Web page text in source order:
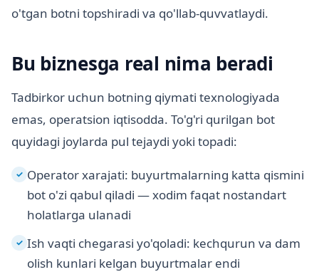
o'tgan botni topshiradi va qo'llab-quvvatlaydi.
Bu biznesga real nima beradi
Tadbirkor uchun botning qiymati texnologiyada
emas, operatsion iqtisodda. To'g'ri qurilgan bot
quyidagi joylarda pul tejaydi yoki topadi:
✓ Operator xarajati: buyurtmalarning katta qismini
bot o'zi qabul qiladi — xodim faqat nostandart
holatlarga ulanadi
✓ Ish vaqti chegarasi yo'qoladi: kechqurun va dam
olish kunlari kelgan buyurtmalar endi